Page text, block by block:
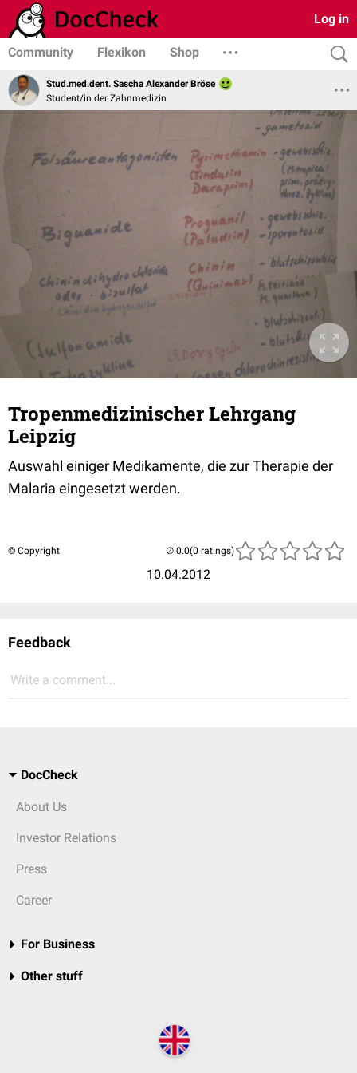
Log in
Community Flexikon Shop
Stud.med.dent. Sascha Alexander Bröse
Student/in der Zahnmedizin
Tropenmedizinischer Lehrgang
Leipzig
Auswahl einiger Medikamente, die zur Therapie der
Malaria eingesetzt werden.
© Copyright
10.04.2012
(0 ratings)
Feedback
Write a comment...
DocCheck
About Us
Investor Relations
Press
Career
For Business
Other stuff